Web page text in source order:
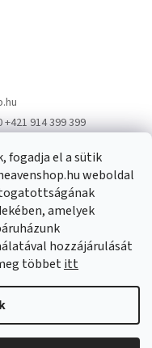
fogadja el a sütik
weboldal
amelyek
hozzájárulását
többetitt
914 399 399